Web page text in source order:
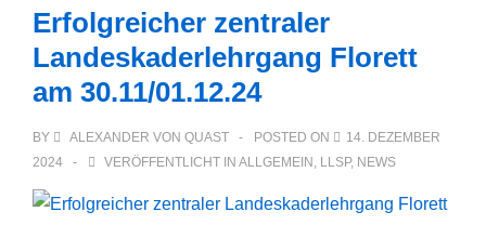
Erfolgreicher zentraler
Landeskaderlehrgang Florett
am 30.11/01.12.24
BY ALEXANDER VON QUAST POSTED ON
14. DEZEMBER
2024
VERÖFFENTLICHT IN ALLGEMEIN , LLSP, NEWS